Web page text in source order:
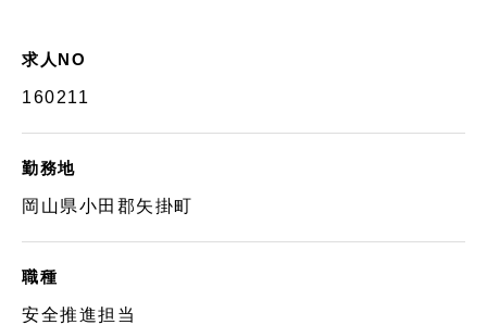
求人NO
160211
勤務地
岡山県小田郡矢掛町
職種
安全推進担当